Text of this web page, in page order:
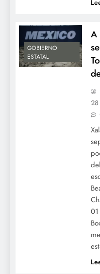
GOBIERNO
ESTATAL
A